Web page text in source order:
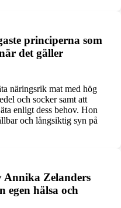
principerna som
det gäller
näringsrik mat med hög
och socker samt att
enligt dess behov. Hon
och långsiktig syn på
Zelanders
egen hälsa och